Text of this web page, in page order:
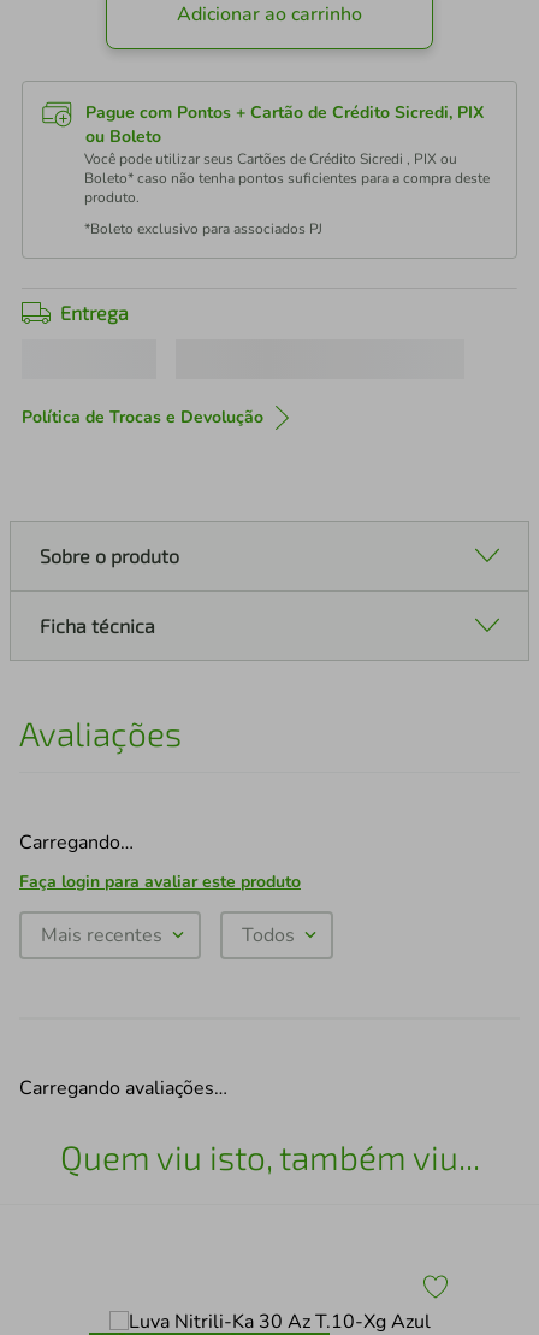
Adicionar ao carrinho
Pague com Pontos + Cartão de Crédito Sicredi, PIX
ou Boleto
Você pode utilizar seus Cartões de Crédito Sicredi , PIX ou
Boleto* caso não tenha pontos suficientes para a compra deste
produto.
*Boleto exclusivo para associados PJ
Entrega
Política de Trocas e Devolução
Sobre o produto
Ficha técnica
Avaliações
Carregando…
Faça login para avaliar este produto
Mais recentes Todos
Carregando avaliações…
Quem viu isto, também viu...